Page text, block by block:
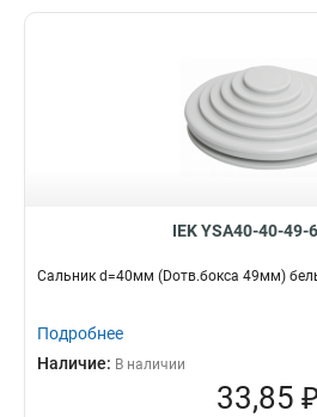
IEK YSA40-40-49-
Сальник d=40мм (Dотв.бокса 49мм)
Подробнее
Наличие: В наличии
33,85 ₽